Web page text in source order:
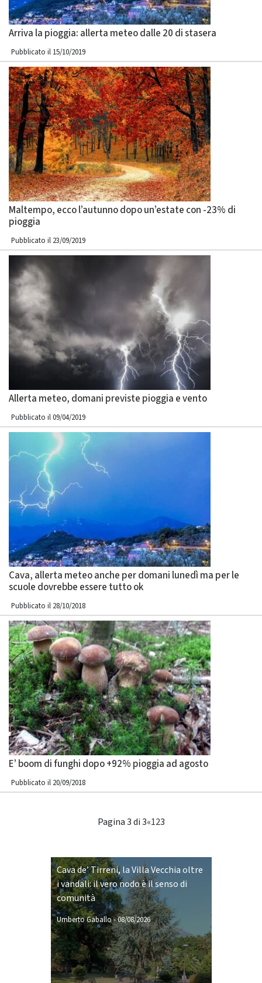
Arriva la pioggia: allerta meteo dalle 20 di stasera
Pubblicato il 15/10/2019
Maltempo, ecco l’autunno dopo un’estate con -23% di
pioggia
Pubblicato il 23/09/2019
Allerta meteo, domani previste pioggia e vento
Pubblicato il 09/04/2019
Cava, allerta meteo anche per domani lunedì ma per le
scuole dovrebbe essere tutto ok
Pubblicato il 28/10/2018
E’ boom di funghi dopo +92% pioggia ad agosto
Pubblicato il 20/09/2018
Pagina 3 di 3«123
Cava de’ Tirreni, la Villa Vecchia oltre
i vandali: il vero nodo è il senso di
comunità
Umberto Gaballo-08/08/2026